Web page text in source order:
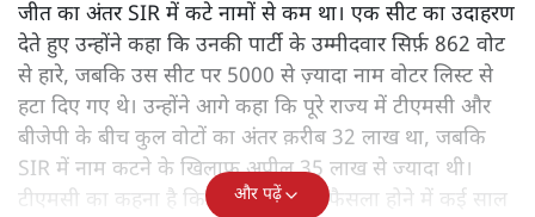
जीत का अंतर SIR में कटे नामों से कम था। एक सीट का उदाहरण
देते हुए उन्होंने कहा कि उनकी पार्टी के उम्मीदवार सिर्फ़ 862 वोट
से हारे, जबकि उस सीट पर 5000 से ज़्यादा नाम वोटर लिस्ट से
हटा दिए गए थे। उन्होंने आगे कहा कि पूरे राज्य में टीएमसी और
बीजेपी के बीच कुल वोटों का अंतर क़रीब 32 लाख था, जबकि
SIR में नाम कटने के खिलाफ अपील 35 लाख से ज्यादा थी।
टीएमसी का कहना है कि इन अपीलों का फैसला होने में कई साल
और पढ़ें